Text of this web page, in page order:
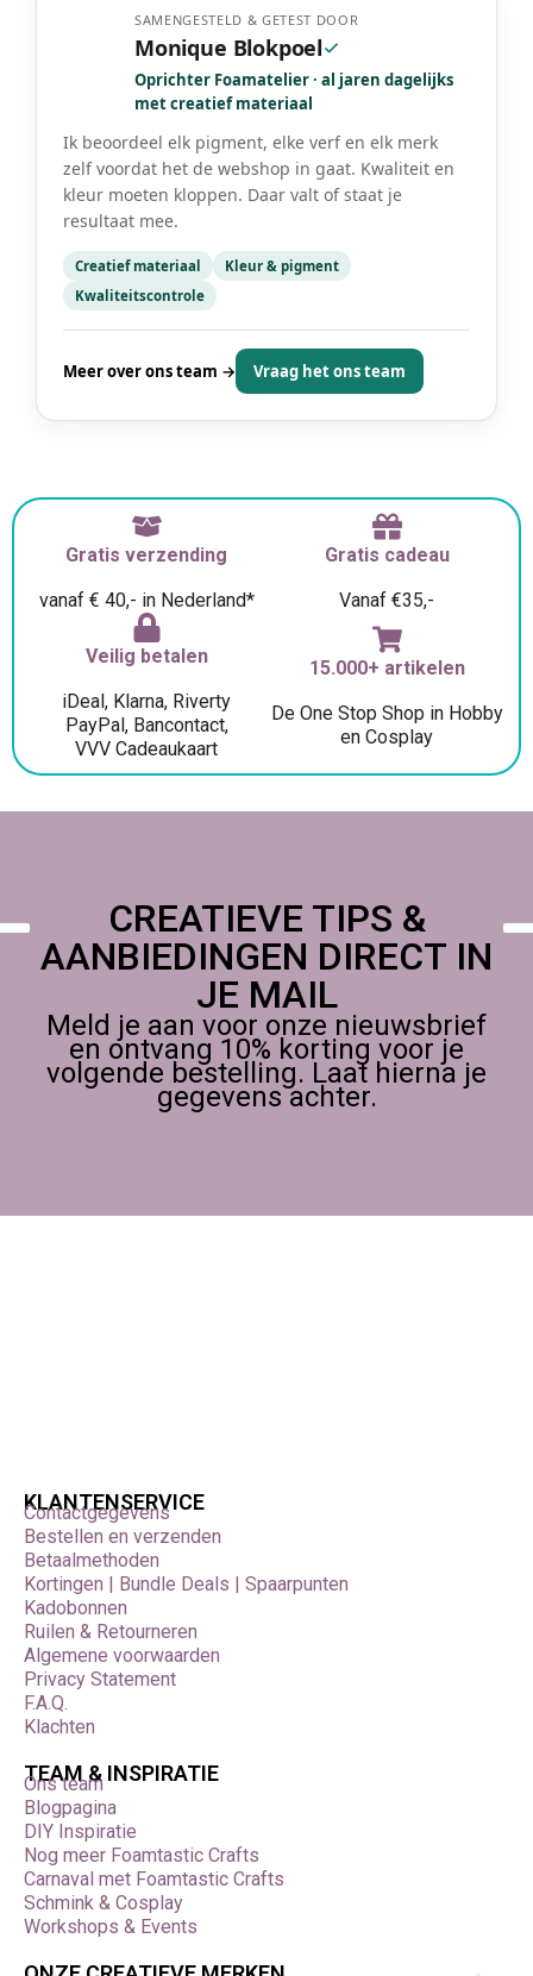
een basisfacepaint te combineren met een kleine wond
of prothese.
Schminkboeken kopen bij
Foamtastic Crafts
Foamtastic Crafts is gevestigd in Nederland en biedt
schminkboeken voor makers die willen groeien in
creativiteit en techniek. Verzending door heel Europa is
mogelijk, of afhalen in het atelier of op een creatieve
conventie.
SAMENGESTELD & GETEST DOOR
Monique Blokpoel
Oprichter Foamatelier · al jaren dagelijks
met creatief materiaal
Ik beoordeel elk pigment, elke verf en elk merk
zelf voordat het de webshop in gaat. Kwaliteit en
kleur moeten kloppen. Daar valt of staat je
resultaat mee.
Creatief materiaal
Kleur & pigment
Kwaliteitscontrole
Meer over ons team → Vraag het ons team
Gratis verzending
vanaf € 40,- in Nederland*
Gratis cadeau
Vanaf €35,-
Veilig betalen
iDeal, Klarna, Riverty
PayPal, Bancontact,
VVV Cadeaukaart
15.000+ artikelen
De One Stop Shop in Hobby
en Cosplay
CREATIEVE TIPS &
AANBIEDINGEN DIRECT IN
JE MAIL
Meld je aan voor onze nieuwsbrief
en ontvang 10% korting voor je
volgende bestelling. Laat hierna je
gegevens achter.
KLANTENSERVICE
Contactgegevens
Bestellen en verzenden
Betaalmethoden
Kortingen | Bundle Deals | Spaarpunten
Kadobonnen
Ruilen & Retourneren
Algemene voorwaarden
Privacy Statement
F.A.Q.
Klachten
TEAM & INSPIRATIE
Ons team
Blogpagina
DIY Inspiratie
Nog meer Foamtastic Crafts
Carnaval met Foamtastic Crafts
Schmink & Cosplay
Workshops & Events